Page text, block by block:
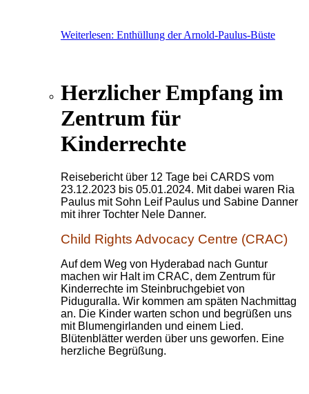
Weiterlesen: Enthüllung der Arnold-Paulus-Büste
Herzlicher Empfang im
Zentrum für
Kinderrechte
Reisebericht über 12 Tage bei CARDS vom
23.12.2023 bis 05.01.2024. Mit dabei waren Ria
Paulus mit Sohn Leif Paulus und Sabine Danner
mit ihrer Tochter Nele Danner.
Child Rights Advocacy Centre (CRAC)
Auf dem Weg von Hyderabad nach Guntur
machen wir Halt im CRAC, dem Zentrum für
Kinderrechte im Steinbruchgebiet von
Piduguralla. Wir kommen am späten Nachmittag
an. Die Kinder warten schon und begrüßen uns
mit Blumengirlanden und einem Lied.
Blütenblätter werden über uns geworfen. Eine
herzliche Begrüßung.